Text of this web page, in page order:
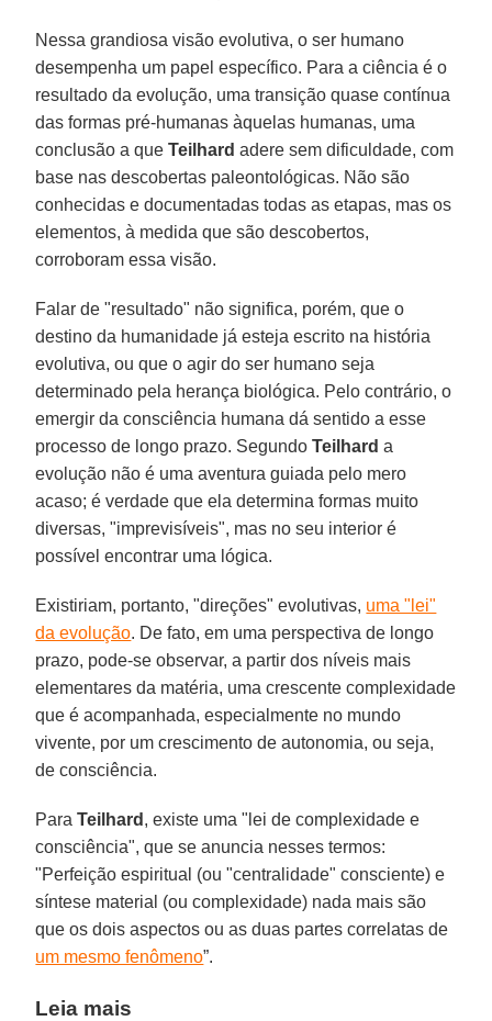
Nessa grandiosa visão evolutiva, o ser humano
desempenha um papel específico. Para a ciência é o
resultado da evolução, uma transição quase contínua
das formas pré-humanas àquelas humanas, uma
conclusão a queTeilhard adere sem dificuldade, com
base nas descobertas paleontológicas. Não são
conhecidas e documentadas todas as etapas, mas os
elementos, à medida que são descobertos,
corroboram essa visão.
Falar de "resultado" não significa, porém, que o
destino da humanidade já esteja escrito na história
evolutiva, ou que o agir do ser humano seja
determinado pela herança biológica. Pelo contrário, o
emergir da consciência humana dá sentido a esse
processo de longo prazo. SegundoTeilhard a
evolução não é uma aventura guiada pelo mero
acaso; é verdade que ela determina formas muito
diversas, "imprevisíveis", mas no seu interior é
possível encontrar uma lógica.
Existiriam, portanto, "direções" evolutivas, uma "lei"
da evolução. De fato, em uma perspectiva de longo
prazo, pode-se observar, a partir dos níveis mais
elementares da matéria, uma crescente complexidade
que é acompanhada, especialmente no mundo
vivente, por um crescimento de autonomia, ou seja,
de consciência.
ParaTeilhard , existe uma "lei de complexidade e
consciência", que se anuncia nesses termos:
"Perfeição espiritual (ou "centralidade" consciente) e
síntese material (ou complexidade) nada mais são
que os dois aspectos ou as duas partes correlatas de
um mesmo fenômeno”.
Leia mais